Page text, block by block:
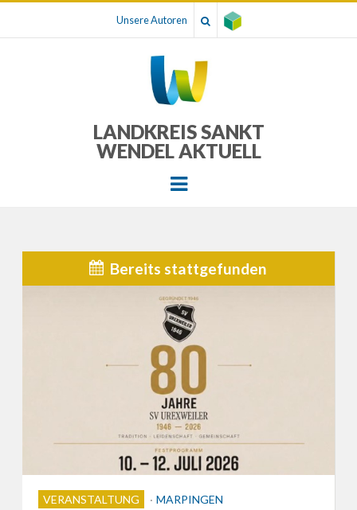
Unsere Autoren
LANDKREIS SANKT
WENDEL AKTUELL
Menu
Bereits stattgefunden
VERANSTALTUNG MARPINGEN